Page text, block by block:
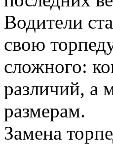
Водители
свою
сложного:
различий, а
размерам.
Замена